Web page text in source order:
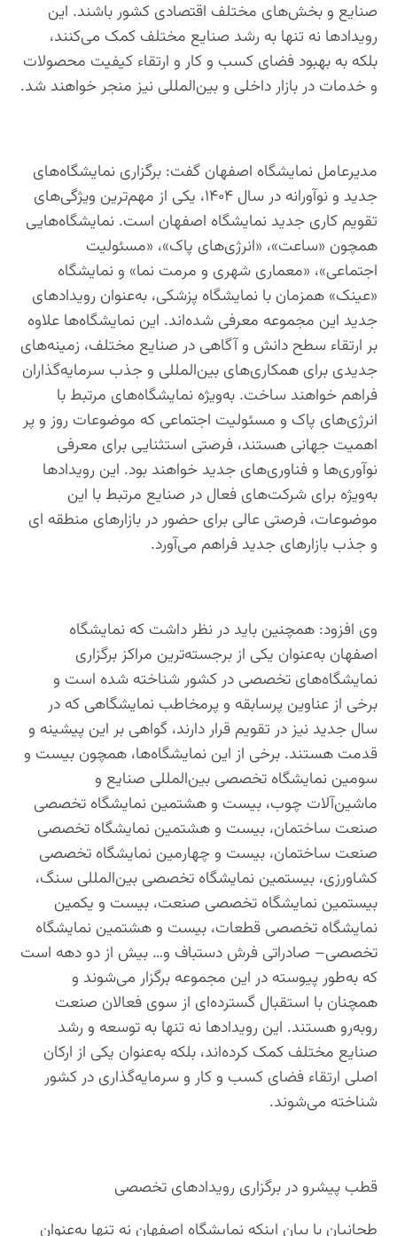
صنایع و بخش‌های مختلف اقتصادی کشور باشند. این
رویدادها نه تنها به رشد صنایع مختلف کمک می‌کنند،
بلکه به بهبود فضای کسب و کار و ارتقاء کیفیت محصولات
و خدمات در بازار داخلی و بین‌المللی نیز منجر خواهند شد.
مدیرعامل نمایشگاه اصفهان گفت: برگزاری نمایشگاه‌های
جدید و نوآورانه در سال ۱۴۰۴، یکی از مهم‌ترین ویژگی‌های
تقویم کاری جدید نمایشگاه اصفهان است. نمایشگاه‌هایی
همچون «ساعت»، «انرژی‌های پاک»، «مسئولیت
اجتماعی»، «معماری شهری و مرمت نما» و نمایشگاه
«عینک» همزمان با نمایشگاه پزشکی، به‌عنوان رویدادهای
جدید این مجموعه معرفی شده‌اند. این نمایشگاه‌ها علاوه
بر ارتقاء سطح دانش و آگاهی در صنایع مختلف، زمینه‌های
جدیدی برای همکاری‌های بین‌المللی و جذب سرمایه‌گذاران
فراهم خواهند ساخت. به‌ویژه نمایشگاه‌های مرتبط با
انرژی‌های پاک و مسئولیت اجتماعی که موضوعات روز و پر
اهمیت جهانی هستند، فرصتی استثنایی برای معرفی
نوآوری‌ها و فناوری‌های جدید خواهند بود. این رویدادها
به‌ویژه برای شرکت‌های فعال در صنایع مرتبط با این
موضوعات، فرصتی عالی برای حضور در بازارهای منطقه ای
و جذب بازارهای جدید فراهم می‌آورد.
وی افزود: همچنین باید در نظر داشت که نمایشگاه
اصفهان به‌عنوان یکی از برجسته‌ترین مراکز برگزاری
نمایشگاه‌های تخصصی در کشور شناخته شده است و
برخی از عناوین پرسابقه و پرمخاطب نمایشگاهی که در
سال جدید نیز در تقویم قرار دارند، گواهی بر این پیشینه و
قدمت هستند. برخی از این نمایشگاه‌ها، همچون بیست و
سومین نمایشگاه تخصصی بین‌المللی صنایع و
ماشین‌آلات چوب، بیست و هشتمین نمایشگاه تخصصی
صنعت ساختمان، بیست و هشتمین نمایشگاه تخصصی
صنعت ساختمان، بیست و چهارمین نمایشگاه تخصصی
کشاورزی، بیستمین نمایشگاه تخصصی بین‌المللی سنگ،
بیستمین نمایشگاه تخصصی صنعت، بیست و یکمین
نمایشگاه تخصصی قطعات، بیست و هشتمین نمایشگاه
تخصصی– صادراتی فرش دستباف و… بیش از دو دهه است
که به‌طور پیوسته در این مجموعه برگزار می‌شوند و
همچنان با استقبال گسترده‌ای از سوی فعالان صنعت
روبه‌رو هستند. این رویدادها نه تنها به توسعه و رشد
صنایع مختلف کمک کرده‌اند، بلکه به‌عنوان یکی از ارکان
اصلی ارتقاء فضای کسب و کار و سرمایه‌گذاری در کشور
شناخته می‌شوند.
قطب پیشرو در برگزاری رویدادهای تخصصی
طحانیان با بیان اینکه نمایشگاه اصفهان نه تنها به‌عنوان